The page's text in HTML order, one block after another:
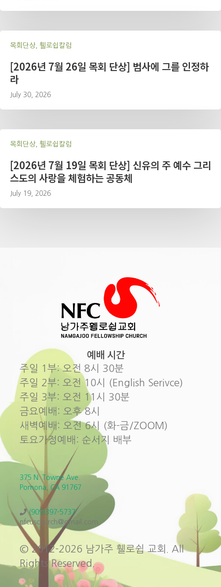
목회단상, 휄로쉽칼럼
[2026년 7월 26일 목회 단상] 범사에 그를 인정하
라
July 30, 2026
목회단상, 휄로쉽칼럼
[2026년 7월 19일 목회 단상] 신유의 주 예수 그리
스도의 사랑을 체험하는 공동체
July 19, 2026
예배 시간
주일 1부: 오전 8시 30분
주일 2부: 오전 10시 (English Serivce)
주일 3부: 오전 11시 30분
금요예배: 오후 8시
새벽예배: 오전 6시 (화-금/ZOOM)
토요가정예배: 순서지 배부
375 N. Towne Ave.
Pomona, CA 91767
(909)397-5737
nfcuschurch@gmail.com
© 2012-2026 남가주 휄로쉽 교회. All
Rights Reserved.